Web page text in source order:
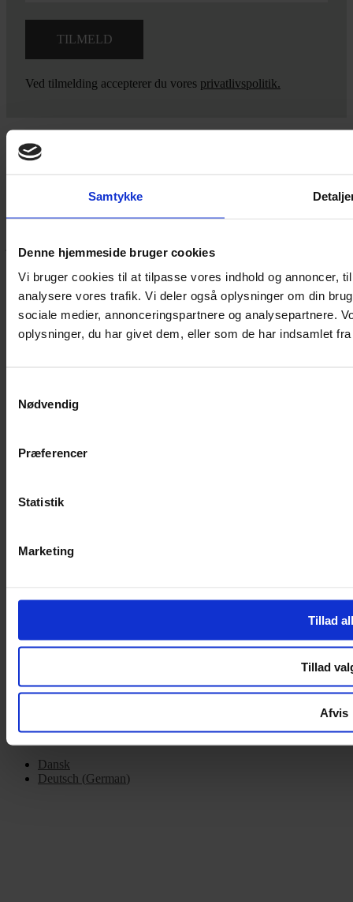
Samtykke
Denne hjemmeside bruger cookies
Vi bruger cookies til at tilpasse vores indhold og annoncer,
analysere vores trafik. Vi deler også oplysninger om din
sociale medier, annonceringspartnere og analysepartnere.
oplysninger, du har givet dem, eller som de har indsamlet
Nødvendig
Præferencer
Statistik
Marketing
Tillad
Tillad
Afvis
Ved tilmelding accepterer du vores privatlivspolitik.
Yarn Every Wear
Hvis du bøvler med noget eller ønsker ny inspiration, så skriv til
Vestergade 12 6270, Tønder
60 51 96 50
post@yarneverywear.dk
CVR 43041649
Facebook-f Instagram
Handelsbetingelser
Handelsbetingelser
Om Yarn Every Wear
Mandag – Fredag 10:00 – 17:30
Copyright © 2022.Design & hosting by Webhuset Ballum ApS
Dansk
Deutsch (German)